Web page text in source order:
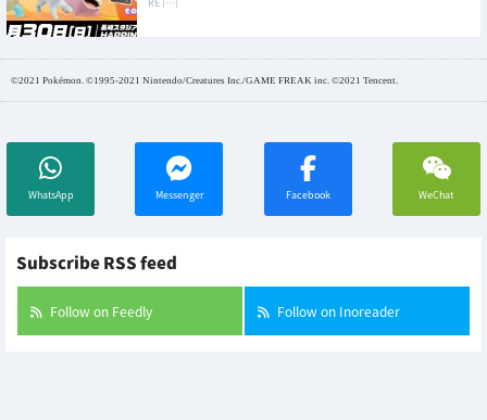
©2021 Pokémon. ©1995-2021 Nintendo/Creatures Inc./GAME FREAK inc. ©2021 Tencent.
WhatsApp Messenger Facebook WeChat
Subscribe RSS feed
Follow on Feedly Follow on Inoreader